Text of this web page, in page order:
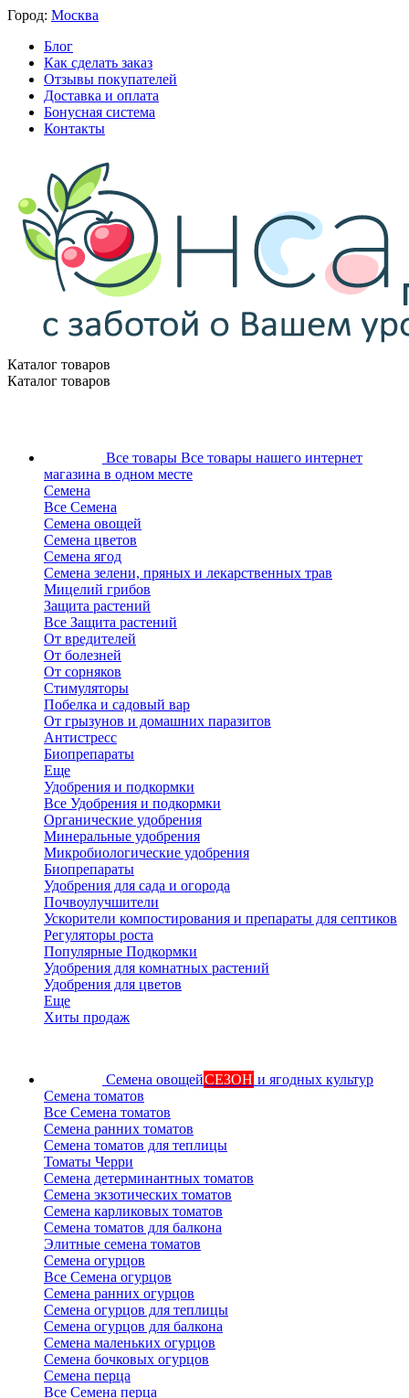
Город: Москва
Блог
Как сделать заказ
Отзывы покупателей
Доставка и оплата
Бонусная система
Контакты
Каталог товаров
Каталог товаров
Все товары Все товары нашего интернет
магазина в одном месте
Семена
Все Семена
Семена овощей
Семена цветов
Семена ягод
Семена зелени, пряных и лекарственных трав
Мицелий грибов
Защита растений
Все Защита растений
От вредителей
От болезней
От сорняков
Стимуляторы
Побелка и садовый вар
От грызунов и домашних паразитов
Антистресс
Биопрепараты
Еще
Удобрения и подкормки
Все Удобрения и подкормки
Органические удобрения
Минеральные удобрения
Микробиологические удобрения
Биопрепараты
Удобрения для сада и огорода
Почвоулучшители
Ускорители компостирования и препараты для септиков
Регуляторы роста
Популярные Подкормки
Удобрения для комнатных растений
Удобрения для цветов
Еще
Хиты продаж
Семена овощейСЕЗОН и ягодных культур
Семена томатов
Все Семена томатов
Семена ранних томатов
Семена томатов для теплицы
Томаты Черри
Семена детерминантных томатов
Семена экзотических томатов
Семена карликовых томатов
Семена томатов для балкона
Элитные семена томатов
Семена огурцов
Все Семена огурцов
Семена ранних огурцов
Семена огурцов для теплицы
Семена огурцов для балкона
Семена маленьких огурцов
Семена бочковых огурцов
Семена перца
Все Семена перца